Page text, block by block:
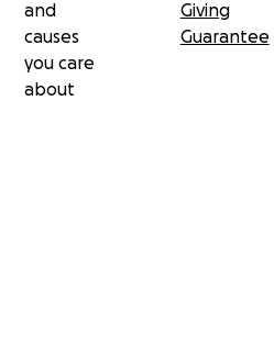
كل دولار يحدث فرقا في حياة
and
causes
you care
about
Giving
Guarantee